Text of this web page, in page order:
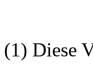
(1) Diese